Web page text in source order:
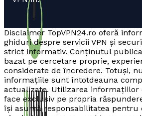
Disclaimer TopVPN24.ro oferă
ghiduri despre servicii VPN și
strict informativ. Conținutul
bazat pe cercetare proprie,
considerate de încredere. Totuși,
informațiile sunt întotdeauna
actualizate. Utilizarea informațiilor
face exclusiv pe propria
își asumă responsabilitatea pentru